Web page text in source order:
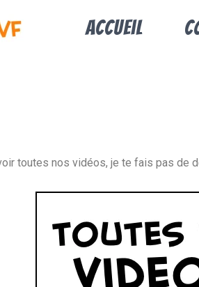
Accueil
toutes nos vidéos, je te fais pas de